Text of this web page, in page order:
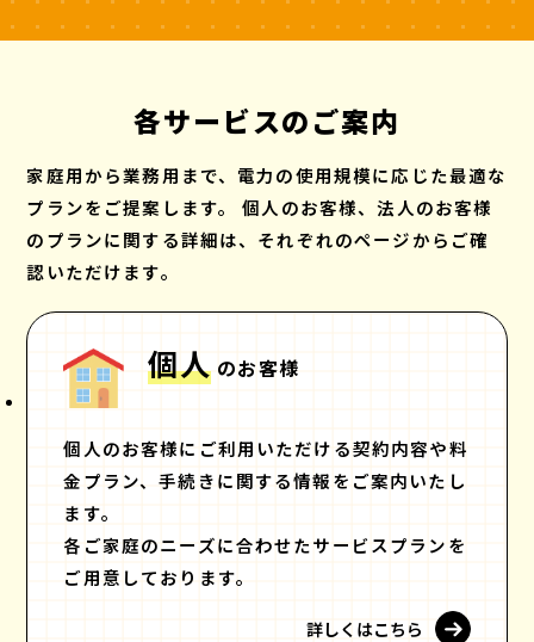
各サービスのご案内
家庭用から業務用まで、電力の使用規模に応じた最適な
プランをご提案します。
個人のお客様、法人のお客様
のプランに関する詳細は、それぞれのページからご確
認いただけます。
個人 のお客様
個人のお客様にご利用いただける契約内容や料
金プラン、手続きに関する情報をご案内いたし
ます。
各ご家庭のニーズに合わせたサービスプランを
ご用意しております。
詳しくはこちら